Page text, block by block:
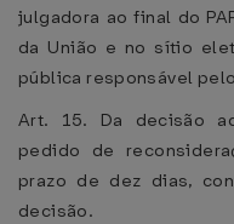
julgadora ao final do
da União e no sítio
pública responsável
Art. 15. Da decisão
pedido de
prazo de dez dias,
decisão.